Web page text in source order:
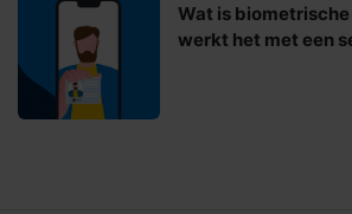
Wat is
werkt het met een